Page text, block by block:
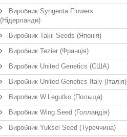
Виробник Syngenta Flowers
(Нідерланди)
Виробник Takii Seeds (Японія)
Виробник Tezier (Франція)
Виробник United Genetics (США)
Виробник United Genetics Italy (Італія)
Виробник W.Legutko (Польща)
Виробник Wing Seed (Голландія)
Виробник Yuksel Seed (Туреччина)